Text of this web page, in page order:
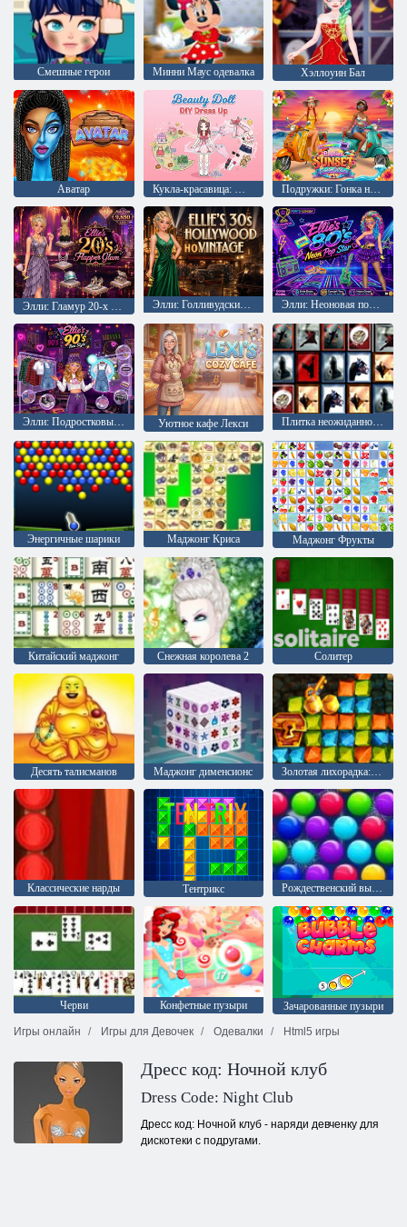
Смешные герои Минни Маус одевалка Хэллоуин Бал
Аватар Кукла-красавица: Макияж и одежда своими руками Подружки: Гонка на скутерах на закате
Элли: Голливудский винтаж 30-х Элли: Неоновая поп-звезда 80-х
Элли: Подростковый стиль 90-х Уютное кафе Лекси Плитка неожиданностей
Энергичные шарики Маджонг Криса Маджонг Фрукты
Китайский маджонг Снежная королева 2 Солитер
Десять талисманов Mаджонг дименсионс Золотая лихорадка: Охотник за сокровищами
Классические нарды Тентрикс Рождественский выпуск: Забавные пузыри
Черви Конфетные пузыри
Зачарованные пузыри
Игры онлайн
Игры для Девочек Одевалки Html5 игры
Дресс код: Ночной клуб
Dress Code: Night Club
Дресс код: Ночной клуб - наряди девченку для
дискотеки с подругами.